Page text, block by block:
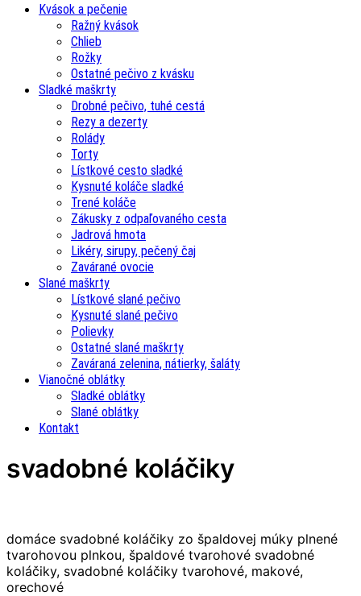
Kvások a pečenie
Ražný kvások
Chlieb
Rožky
Ostatné pečivo z kvásku
Sladké maškrty
Drobné pečivo, tuhé cestá
Rezy a dezerty
Rolády
Torty
Lístkové cesto sladké
Kysnuté koláče sladké
Trené koláče
Zákusky z odpaľovaného cesta
Jadrová hmota
Likéry, sirupy, pečený čaj
Zavárané ovocie
Slané maškrty
Lístkové slané pečivo
Kysnuté slané pečivo
Polievky
Ostatné slané maškrty
Zaváraná zelenina, nátierky, šaláty
Vianočné oblátky
Sladké oblátky
Slané oblátky
Kontakt
svadobné koláčiky
domáce svadobné koláčiky zo špaldovej múky plnené
tvarohovou plnkou, špaldové tvarohové svadobné
koláčiky, svadobné koláčiky tvarohové, makové,
orechové